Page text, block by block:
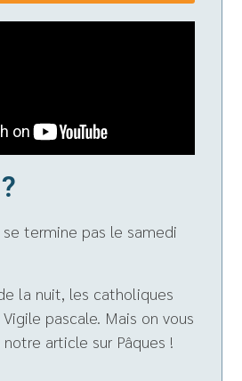
termine pas le samedi
la nuit, les catholiques
pascale. Mais on vous
article sur Pâques !